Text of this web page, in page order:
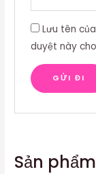
Lưu tên
duyệt này
Sản